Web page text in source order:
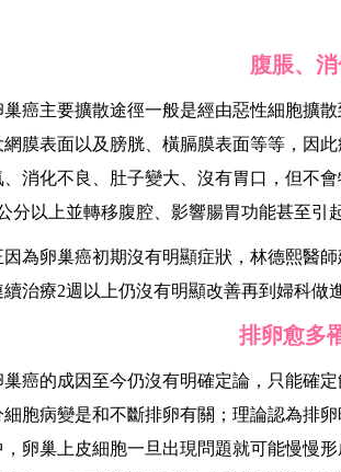
腹脹、
巢癌主要擴散途徑一般是經由惡性細胞擴
網膜表面以及膀胱、橫膈膜表面等等，因
、消化不良、肚子變大、沒有胃口，但不
分以上並轉移腹腔、影響腸胃功能甚至引
因為卵巢癌初期沒有明顯症狀，林德熙醫
續治療2週以上仍沒有明顯改善再到婦科做
排卵愈多
巢癌的成因至今仍沒有明確定論，只能確
細胞病變是和不斷排卵有關；理論認為排
，卵巢上皮細胞一旦出現問題就可能慢慢